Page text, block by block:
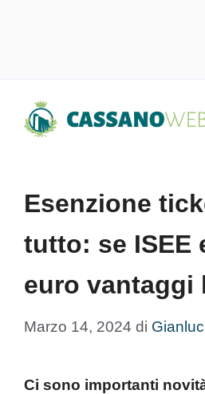
Esenzione
tutto: se ISEE
euro vantaggi
Marzo 14, 2024 di
Ci sono importanti